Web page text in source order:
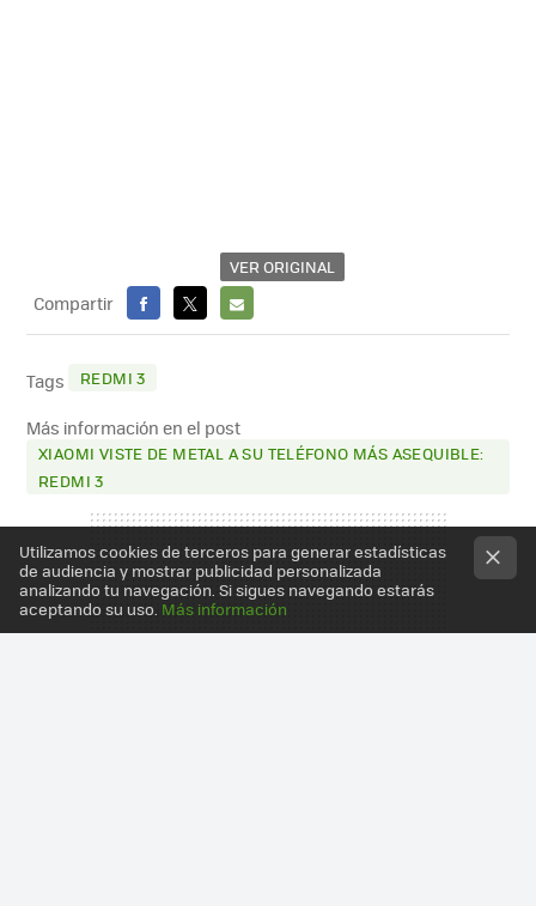
VER ORIGINAL
Compartir
FACEBOOK
X
E-
Tags REDMI 3
Más información en el post
XIAOMI VISTE DE METAL A SU TELÉFONO MÁS ASEQUIBLE:
REDMI 3
Utilizamos cookies de terceros para generar estadísticas
de audiencia y mostrar publicidad personalizada
analizando tu navegación. Si sigues navegando estarás
aceptando su uso. Más información